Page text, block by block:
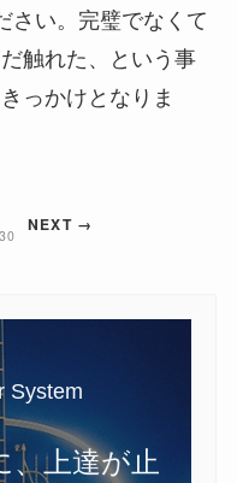
さい。完璧でなくて
触れた、という事
っかけとなりま
NEXT →
System
、上達が止